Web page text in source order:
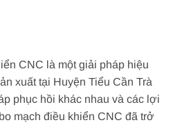
CNC là một giải pháp hiệu
xuất tại Huyện Tiểu Cần Trà
phục hồi khác nhau và các lợi
mạch điều khiển CNC đã trở